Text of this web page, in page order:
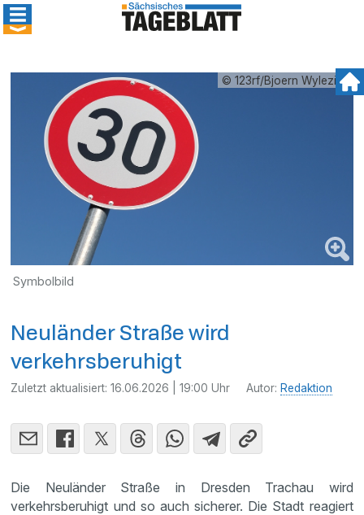
© 123rf/Bjoern Wylezich
Symbolbild
Neuländer Straße wird
verkehrsberuhigt
Zuletzt aktualisiert:16.06.2026 | 19:00 Uhr Autor: Redaktion
Die Neuländer Straße in Dresden Trachau wird
verkehrsberuhigt und so auch sicherer. Die Stadt reagiert